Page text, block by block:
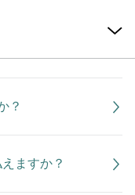
？
ますか？